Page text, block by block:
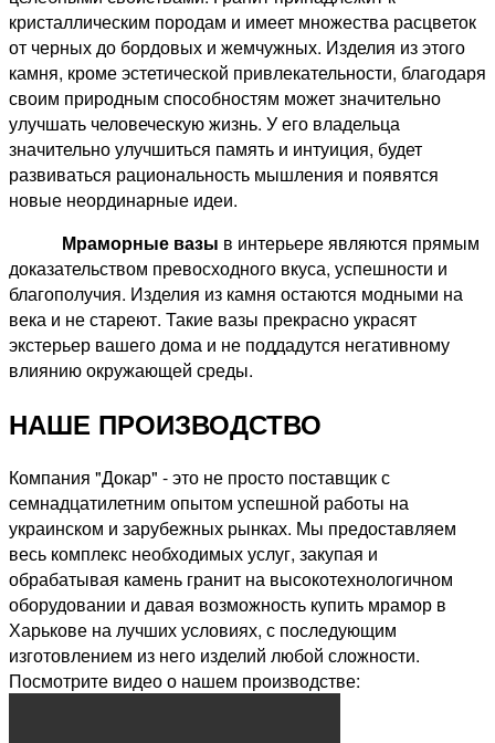
кристаллическим породам и имеет множества расцветок
от черных до бордовых и жемчужных. Изделия из этого
камня, кроме эстетической привлекательности, благодаря
своим природным способностям может значительно
улучшать человеческую жизнь. У его владельца
значительно улучшиться память и интуиция, будет
развиваться рациональность мышления и появятся
новые неординарные идеи.
Мраморные вазы в интерьере являются прямым
доказательством превосходного вкуса, успешности и
благополучия. Изделия из камня остаются модными на
века и не стареют. Такие вазы прекрасно украсят
экстерьер вашего дома и не поддадутся негативному
влиянию окружающей среды.
НАШЕ ПРОИЗВОДСТВО
Компания "Докар" - это не просто поставщик с
семнадцатилетним опытом успешной работы на
украинском и зарубежных рынках. Мы предоставляем
весь комплекс необходимых услуг, закупая и
обрабатывая камень гранит на высокотехнологичном
оборудовании и давая возможность купить мрамор в
Харькове на лучших условиях, с последующим
изготовлением из него изделий любой сложности.
Посмотрите видео о нашем производстве: